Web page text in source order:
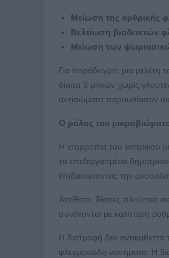
Μείωση της αρθρικής
Βελτίωση βιοδεικτών
Μείωση των
Για παράδειγμα, μια μελέτη
δίαιτα 3 μηνών χωρίς
αντισώματα παρουσίασαν
Ο ρόλος του
Η ισορροπία του εντερικού
τα επεξεργασμένα
επιδεινώνοντας την
Αντίθετα, δίαιτες πλούσιες
συνδέονται με καλύτερη
Η διατροφή δεν
φλεγμονώδη νοσήματα. Η